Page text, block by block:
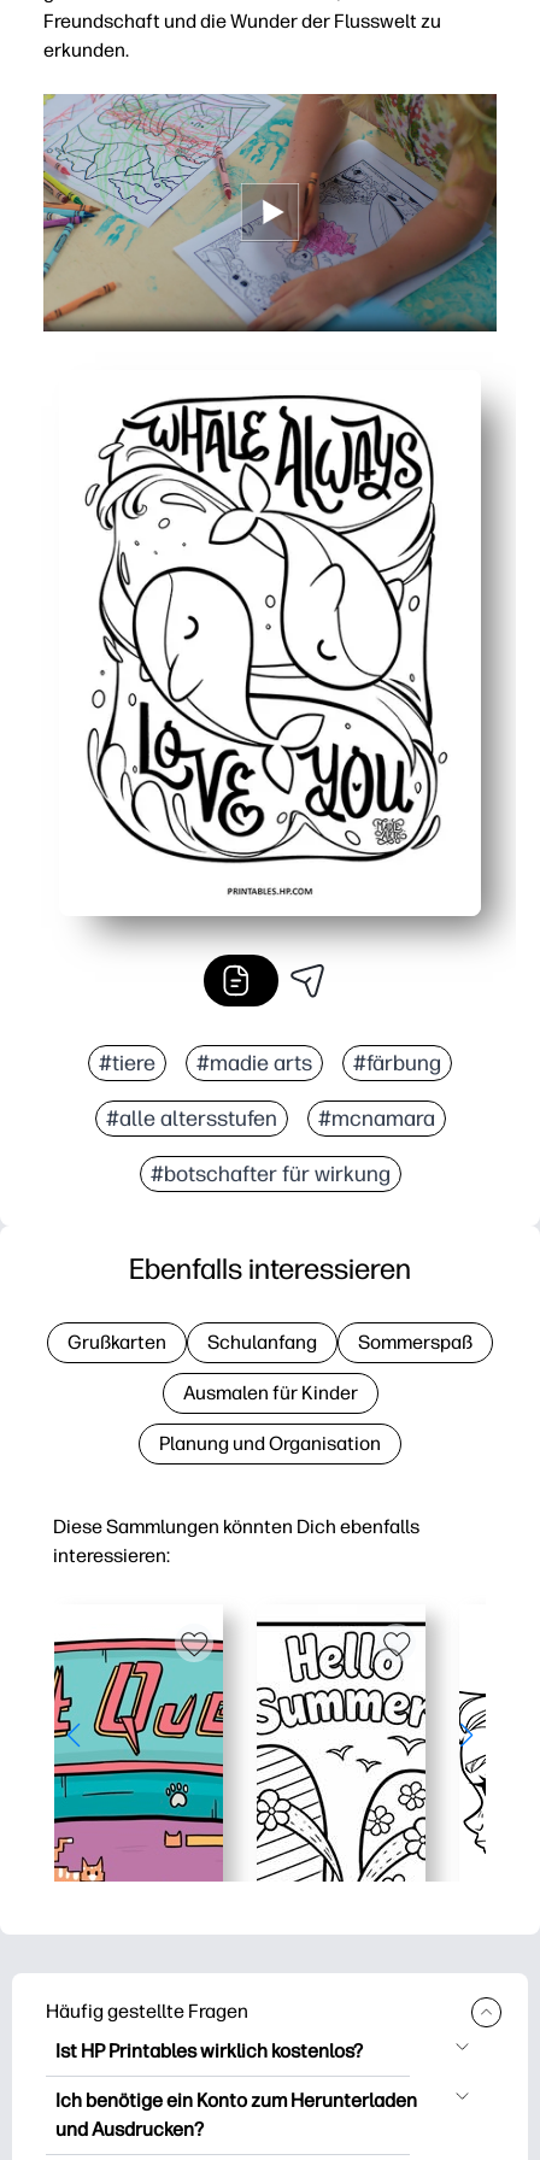
Freundschaft und die Wunder der Flusswelt zu
erkunden.
#tiere #madie arts #färbung
#alle altersstufen #mcnamara
#botschafter für wirkung
Diese Sammlungen könnten Dich ebenfalls
interessieren:
Ebenfalls interessieren
Grußkarten Schulanfang Sommerspaß
Ausmalen für Kinder
Planung und Organisation
Häufig gestellte Fragen
Ist HP Printables wirklich kostenlos?
HP Printables bietet über 2.500
kostenlose Vorlagen zum Herunterladen
Ich benötige ein Konto zum Herunterladen
und Ausdrucken?